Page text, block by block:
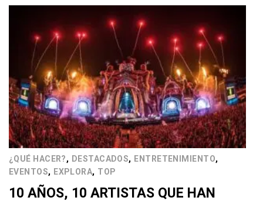
¿QUÉ HACER?, DESTACADOS, ENTRETENIMIENTO,
EVENTOS, EXPLORA, TOP
10 AÑOS, 10 ARTISTAS QUE HAN